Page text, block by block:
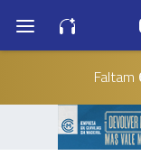
Faltam